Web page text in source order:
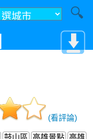
(看評論)
鼓山區 高雄景點 高雄